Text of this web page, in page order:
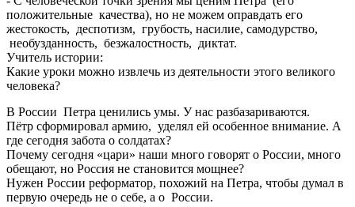
положительные качества), но не можем оправдать его
жестокость, деспотизм, грубость, насилие, самодурство,
необузданность, безжалостность, диктат.
Учитель истории:
Какие уроки можно извлечь из деятельности этого великого
человека?
В России Петра ценились умы. У нас разбазариваются.
Пётр сформировал армию, уделял ей особенное внимание. А
где сегодня забота о солдатах?
Почему сегодня «цари» наши много говорят о России, много
обещают, но Россия не становится мощнее?
Нужен России реформатор, похожий на Петра, чтобы думал в
первую очередь не о себе, а о России.